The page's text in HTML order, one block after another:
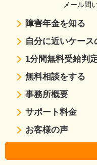
メール問
障害年金を知る
自分に近いケー
1分間無料受給判
無料相談をする
事務所概要
サポート料金
お客様の声